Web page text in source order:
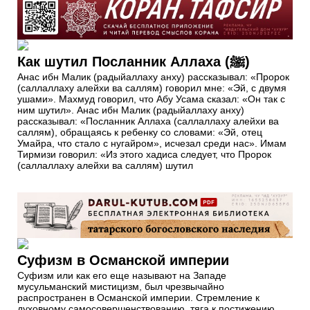
Как шутил Посланник Аллаха (ﷺ)
Анас ибн Малик (радыйаллаху анху) рассказывал: «Пророк
(саллаллаху алейхи ва саллям) говорил мне: «Эй, с двумя
ушами». Махмуд говорил, что Абу Усама сказал: «Он так с
ним шутил». Анас ибн Малик (радыйаллаху анху)
рассказывал: «Посланник Аллаха (саллаллаху алейхи ва
саллям), обращаясь к ребенку со словами: «Эй, отец
Умайра, что стало с нугайром», исчезал среди нас». Имам
Тирмизи говорил: «Из этого хадиса следует, что Пророк
(саллаллаху алейхи ва саллям) шутил
Суфизм в Османской империи
Суфизм или как его еще называют на Западе
мусульманский мистицизм, был чрезвычайно
распространен в Османской империи. Стремление к